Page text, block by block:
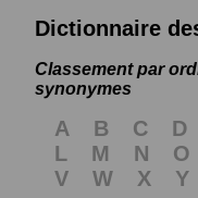
Dictionnaire
Classement par
synonymes
A B C D
L
M N O
V
W X Y